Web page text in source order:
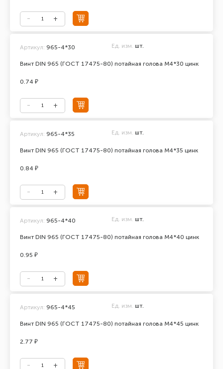
Винт DIN 965 (ГОСТ 17475-80) потайная голова М4*30 цинк
Артикул: 965-4*30 Ед. изм. шт.
0.74 ₽
Винт DIN 965 (ГОСТ 17475-80) потайная голова М4*35 цинк
Артикул: 965-4*35 Ед. изм. шт.
0.84 ₽
Винт DIN 965 (ГОСТ 17475-80) потайная голова М4*40 цинк
Артикул: 965-4*40 Ед. изм. шт.
0.95 ₽
Винт DIN 965 (ГОСТ 17475-80) потайная голова М4*45 цинк
Артикул: 965-4*45 Ед. изм. шт.
2.77 ₽